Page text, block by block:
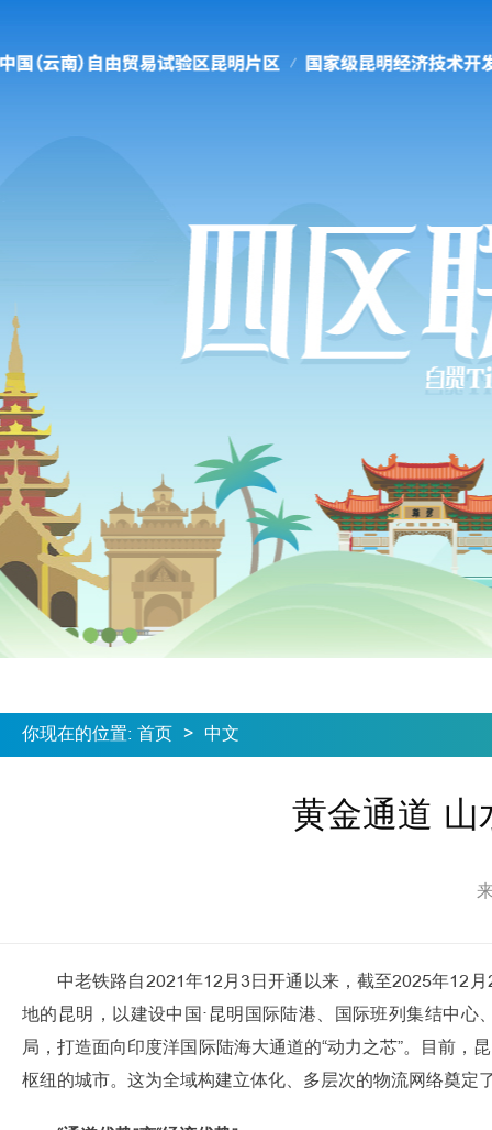
你现在的位置: 首页 > 中文
黄金通道 山
中老铁路自2021年12月3日开通以来，截至2025年12
地的昆明，以建设中国·昆明国际陆港、国际班列集结中心
局，打造面向印度洋国际陆海大通道的“动力之芯”。目前，
枢纽的城市。这为全域构建立体化、多层次的物流网络奠定